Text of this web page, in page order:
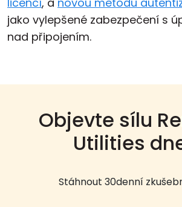
jako vylepšené zabezpečení s
nad připojením.
Objevte sílu
Utilities
Stáhnout 30denní